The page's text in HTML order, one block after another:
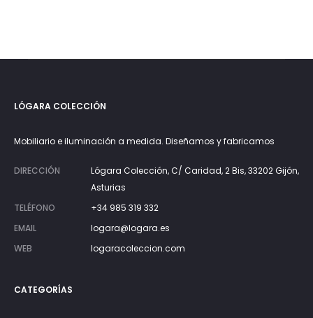
LÓGARA COLECCIÓN
Mobiliario e iluminación a medida. Diseñamos y fabricamos
DIRECCIÓN
Lógara Colección, C/ Caridad, 2 Bis, 33202 Gijón,
Asturias
TELÉFONO
+34 985 319 332
EMAIL
logara@logara.es
WEB
logaracoleccion.com
CATEGORÍAS